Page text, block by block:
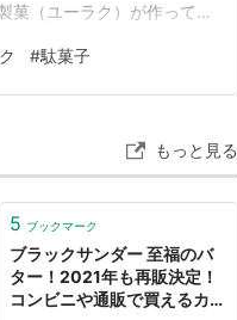
菓（ユーラク）が作ってい
ー商品です。 「ブラック
#駄菓子
もっと見る
5 ブックマーク
ブラックサンダー 至福のバ
ター！2021年も再販決定！
コンビニや通販で買えるカロ